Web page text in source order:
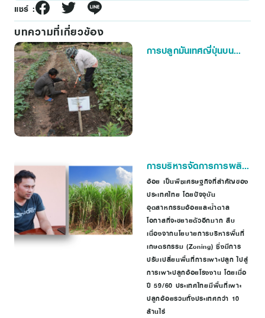
แชร์ :
บทความที่เกี่ยวข้อง
การปลูกมันเทศญี่ปุ่นบน
การบริหารจัดการการผลิต
อ้อย ใน อ.ด่านช้าง
จ.สุพรรณบุรี
อ้อย เป็นพืชเศรษฐกิจที่สำคัญของ
ประเทศไทย โดยปัจจุบัน
อุตสาหกรรมอ้อยและน้ำตาล
โอกาสที่จะขยายตัวอีกมาก สืบ
เนื่องจากนโยบายการบริหารพื้นที่
เกษตรกรรม (Zoning) ซึ่งมีการ
ปรับเปลี่ยนพื้นที่การเพาะปลูก ไปสู่
การเพาะปลูกอ้อยโรงงาน โดยเมื่อ
ปี 59/60 ประเทศไทยมีพื้นที่เพาะ
ปลูกอ้อยรวมทั้งประเทศกว่า 10
ล้านไร่